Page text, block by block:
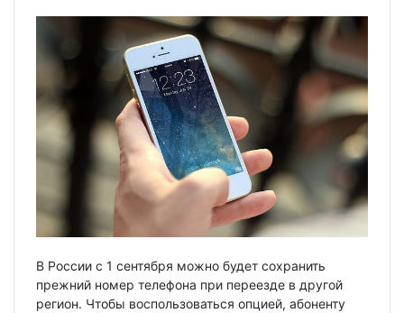
В России с 1 сентября можно будет сохранить
прежний номер телефона при переезде в другой
регион. Чтобы воспользоваться опцией, абоненту